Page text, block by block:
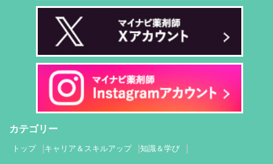
カテゴリー
トップ キャリア＆スキルアップ 知識＆学び